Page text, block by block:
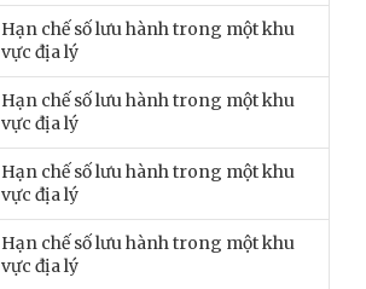
Hạn chế số lưu hành trong một khu
vực địa lý
Hạn chế số lưu hành trong một khu
vực địa lý
Hạn chế số lưu hành trong một khu
vực địa lý
Hạn chế số lưu hành trong một khu
vực địa lý